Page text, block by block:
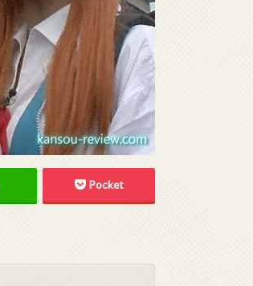
Pocket